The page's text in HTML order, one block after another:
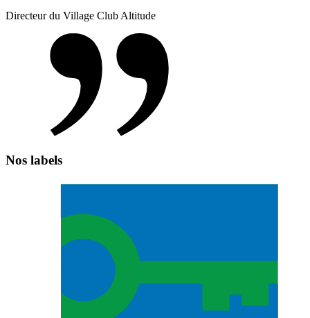
Directeur du Village Club Altitude
Nos labels